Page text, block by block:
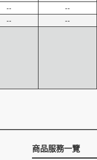
--
--
--
--
商品服務一覽